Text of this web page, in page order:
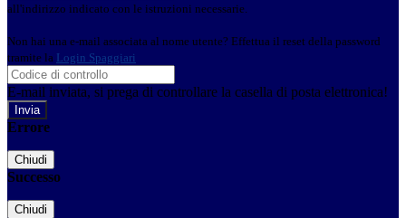
all'indirizzo indicato con le istruzioni necessarie.
Non hai una e-mail associata al nome utente? Effettua il reset della password
tramite la Login Spaggiari
E-mail inviata, si prega di controllare la casella di posta elettronica!
Errore
Chiudi
Successo
Chiudi